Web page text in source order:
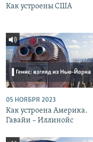
Как устроены США
05 НОЯБРЯ 2023
Как устроена Америка.
Гавайи – Иллинойс